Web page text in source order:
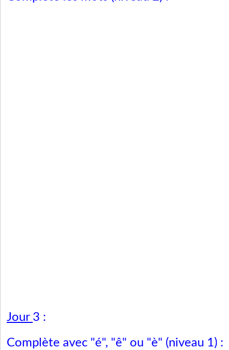
Jour 3 :
Complète avec "é", "ê" ou "è" (niveau 1) :